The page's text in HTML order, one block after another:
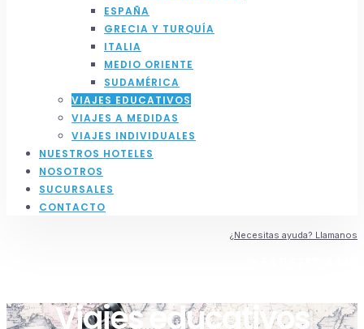
ESPAÑA
GRECIA Y TURQUÍA
ITALIA
MEDIO ORIENTE
SUDAMÉRICA
VIAJES EDUCATIVOS
VIAJES A MEDIDAS
VIAJES INDIVIDUALES
NUESTROS HOTELES
NOSOTROS
SUCURSALES
CONTACTO
¿Necesitas ayuda? Llamanos
Viajes educativos